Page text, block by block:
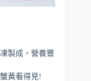
製成，營養豐
黃看得見!